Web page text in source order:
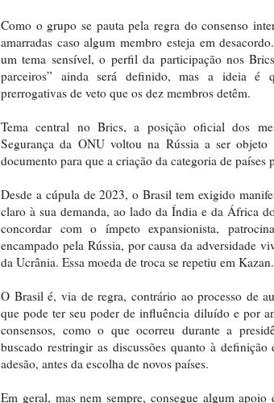
Como o grupo se pauta pela regra do consenso
amarradas caso algum membro esteja em
um tema sensível, o perfil da participação nos
parceiros” ainda será definido, mas a ideia é
prerrogativas de veto que os dez membros detêm.
Tema central no Brics, a posição oficial dos
Segurança da ONU voltou na Rússia a ser
documento para que a criação da categoria de países
Desde a cúpula de 2023, o Brasil tem exigido
claro à sua demanda, ao lado da Índia e da África
concordar com o ímpeto expansionista,
encampado pela Rússia, por causa da adversidade
da Ucrânia. Essa moeda de troca se repetiu em Kazan.
O Brasil é, via de regra, contrário ao processo de
que pode ter seu poder de influência diluído e por
consensos, como o que ocorreu durante a
buscado restringir as discussões quanto à
adesão, antes da escolha de novos países.
Em geral, mas nem sempre, consegue algum